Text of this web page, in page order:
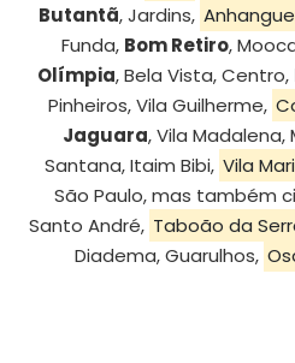
Butantã, Jardins,
Funda, Bom Retiro,
Olímpia, Bela Vista, Centro,
Pinheiros, Vila Guilherme,
Jaguara, Vila Madalena,
Santana, Itaim Bibi, Vila
São Paulo, mas também
Santo André, Taboão da
Diadema, Guarulhos,